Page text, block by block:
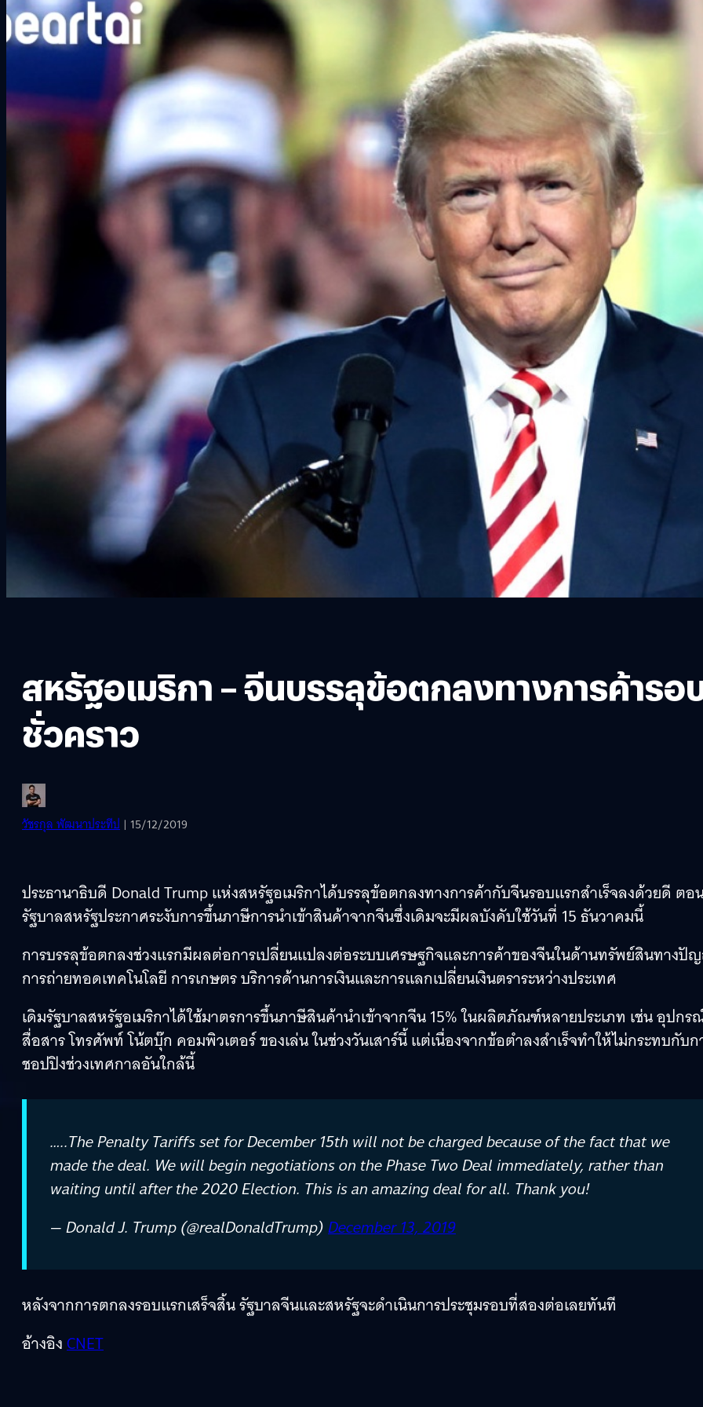
สหรัฐอเมริกา – จีนบรรลุข้อตกลงทางการค้ารอ
ชั่วคราว
วัชรกุล พัฒนาประทีป | 15/12/2019
ประธานาธิบดี Donald Trump แห่งสหรัฐอเมริกาได้บรรลุข้อตกลงทางการค้ากับจีนรอบแรกสำเร็จลงด้วยดี ตอ
รัฐบาลสหรัฐประกาศระงับการขึ้นภาษีการนำเข้าสินค้าจากจีนซึ่งเดิมจะมีผลบังคับใช้วันที่ 15 ธันวาคมนี้
การบรรลุข้อตกลงช่วงแรกมีผลต่อการเปลี่ยนแปลงต่อระบบเศรษฐกิจและการค้าของจีนในด้านทรัพย์สินทางปั
การถ่ายทอดเทคโนโลยี การเกษตร บริการด้านการเงินและการแลกเปลี่ยนเงินตราระหว่างประเทศ
เดิมรัฐบาลสหรัฐอเมริกาได้ใช้มาตรการขึ้นภาษีสินค้านำเข้าจากจีน 15% ในผลิตภัณฑ์หลายประเภท เช่น อุปกร
สื่อสาร โทรศัพท์ โน้ตบุ๊ก คอมพิวเตอร์ ของเล่น ในช่วงวันเสาร์นี้ แต่เนื่องจากข้อตำลงสำเร็จทำให้ไม่กระทบกับก
ชอปปิงช่วงเทศกาลอันใกล้นี้
…..The Penalty Tariffs set for December 15th will not be charged because of the fact that we
made the deal. We will begin negotiations on the Phase Two Deal immediately, rather than
waiting until after the 2020 Election. This is an amazing deal for all. Thank you!
— Donald J. Trump (@realDonaldTrump)December 13, 2019
หลังจากการตกลงรอบแรกเสร็จสิ้น รัฐบาลจีนและสหรัฐจะดำเนินการประชุมรอบที่สองต่อเลยทันที
อ้างอิงCNET